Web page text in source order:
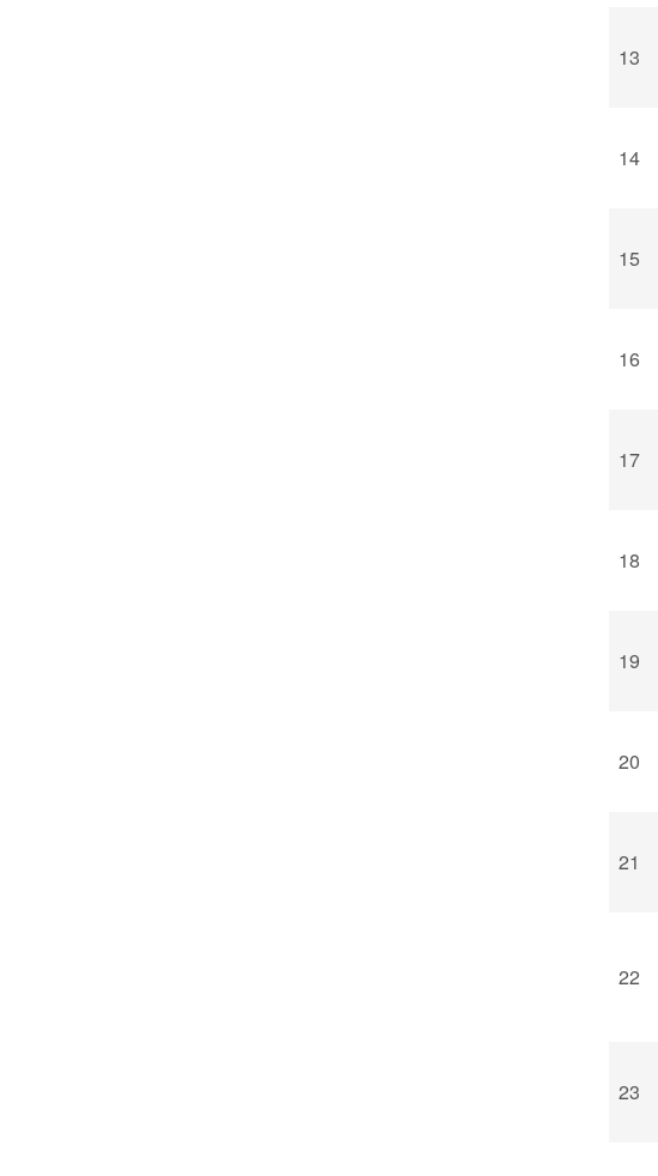
13
14
15
16
17
18
19
20
21
22
23